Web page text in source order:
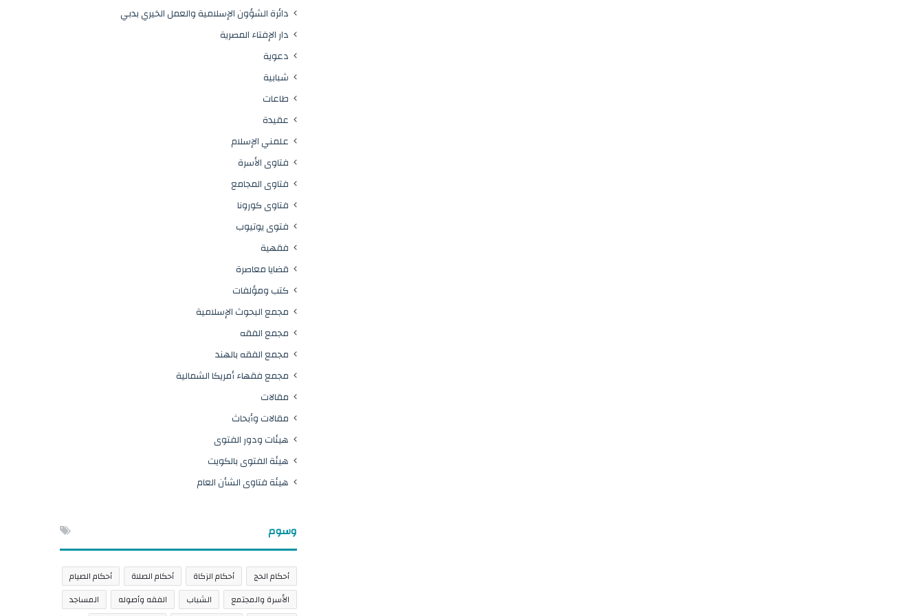
دائرة الشؤون الإسلامية والعمل الخيري بدبي
دار الإفتاء المصرية
دعوية
شبابية
طاعات
عقيدة
علمني الإسلام
فتاوى الأسرة
فتاوى المجامع
فتاوى كورونا
فتوى يوتيوب
فقهية
قضايا معاصرة
كتب ومؤلفات
مجمع البحوث الإسلامية
مجمع الفقه
مجمع الفقه بالهند
مجمع فقهاء أمريكا الشمالية
مقالات
مقالات وأبحاث
هيئات ودور الفتوى
هيئة الفتوى بالكويت
هيئة فتاوى الشأن العام
وسوم
أحكام الحج أحكام الزكاة أحكام الصلاة
أحكام الصيام
الأسرة والمجتمع
الشباب الفقه وأصوله
المساجد